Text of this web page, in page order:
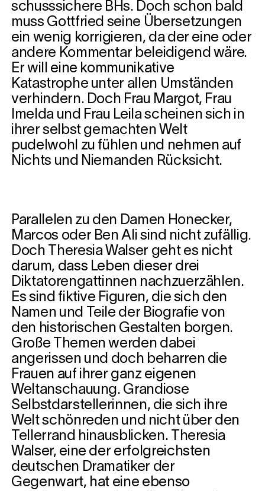
schusssichere BHs. Doch schon bald
muss Gottfried seine Übersetzungen
ein wenig korrigieren, da der eine oder
andere Kommentar beleidigend wäre.
Er will eine kommunikative
Katastrophe unter allen Umständen
verhindern. Doch Frau Margot, Frau
Imelda und Frau Leila scheinen sich in
ihrer selbst gemachten Welt
pudelwohl zu fühlen und nehmen auf
Nichts und Niemanden Rücksicht.
Parallelen zu den Damen Honecker,
Marcos oder Ben Ali sind nicht zufällig.
Doch Theresia Walser geht es nicht
darum, dass Leben dieser drei
Diktatorengattinnen nachzuerzählen.
Es sind fiktive Figuren, die sich den
Namen und Teile der Biografie von
den historischen Gestalten borgen.
Große Themen werden dabei
angerissen und doch beharren die
Frauen auf ihrer ganz eigenen
Weltanschauung. Grandiose
Selbstdarstellerinnen, die sich ihre
Welt schönreden und nicht über den
Tellerrand hinausblicken. Theresia
Walser, eine der erfolgreichsten
deutschen Dramatiker der
Gegenwart, hat eine ebenso